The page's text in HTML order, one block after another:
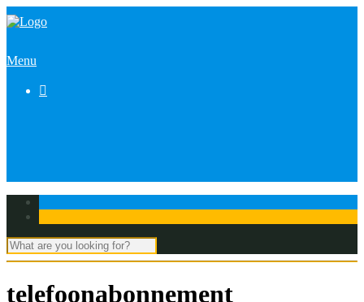
Menu

telefoonabonnement